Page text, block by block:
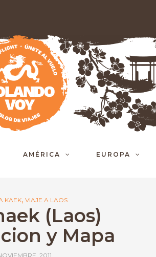
AMÉRICA EUROPA
KAEK, VIAJE A LAOS
(Laos)
y Mapa
2011